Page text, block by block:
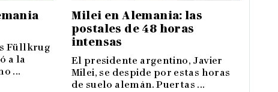
Füllkrug
a la
...
Milei en Alemania: las
postales de 48 horas
intensas
El presidente argentino, Javier
Milei, se despide por estas horas
de suelo alemán. Puertas ...